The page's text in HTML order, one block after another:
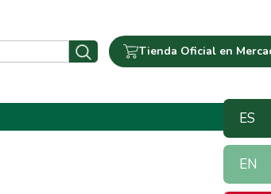
Tienda Oficial en
ES
EN